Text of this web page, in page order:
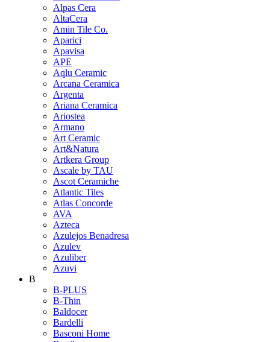
Alpas Cera
AltaCera
Amin Tile Co.
Aparici
Apavisa
APE
Aqlu Ceramic
Arcana Ceramica
Argenta
Ariana Ceramica
Ariostea
Armano
Art Ceramic
Art&Natura
Artkera Group
Ascale by TAU
Ascot Ceramiche
Atlantic Tiles
Atlas Concorde
AVA
Azteca
Azulejos Benadresa
Azulev
Azuliber
Azuvi
B
B-PLUS
B-Thin
Baldocer
Bardelli
Basconi Home